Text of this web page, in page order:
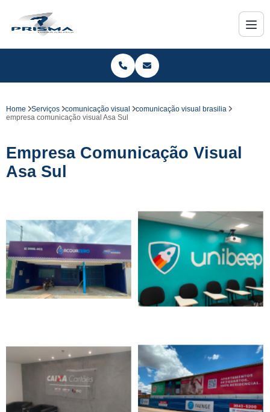
Home Serviços comunicação visual
comunicação visual brasilia
empresa comunicação visual Asa Sul
Empresa Comunicação Visual
Asa Sul